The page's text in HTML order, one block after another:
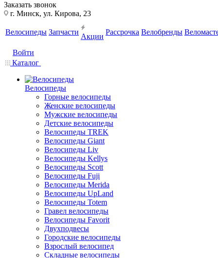
Заказать звонок
г. Минск, ул. Кирова, 23
Велосипеды Запчасти
Акции
Рассрочка Велобренды
Войти
Каталог
Велосипеды
Горные велосипеды
Женские велосипеды
Мужские велосипеды
Детские велосипеды
Велосипеды TREK
Велосипеды Giant
Велосипеды Liv
Велосипеды Kellys
Велосипеды Scott
Велосипеды Fuji
Велосипеды Merida
Велосипеды UpLand
Велосипеды Totem
Гравел велосипеды
Велосипеды Favorit
Двухподвесы
Городские велосипеды
Взрослый велосипед
Складные велосипеды